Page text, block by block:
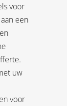
voor
een
uw
voor